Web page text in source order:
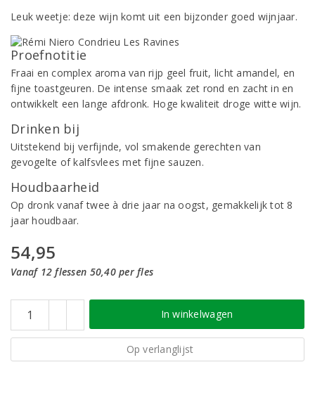
Leuk weetje: deze wijn komt uit een bijzonder goed wijnjaar.
Proefnotitie
Fraai en complex aroma van rijp geel fruit, licht amandel, en
fijne toastgeuren. De intense smaak zet rond en zacht in en
ontwikkelt een lange afdronk. Hoge kwaliteit droge witte wijn.
Drinken bij
Uitstekend bij verfijnde, vol smakende gerechten van
gevogelte of kalfsvlees met fijne sauzen.
Houdbaarheid
Op dronk vanaf twee à drie jaar na oogst, gemakkelijk tot 8
jaar houdbaar.
54,95
Vanaf 12 flessen 50,40 per fles
In winkelwagen
Op verlanglijst